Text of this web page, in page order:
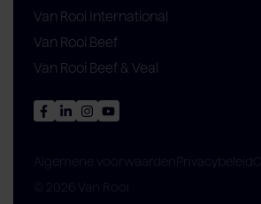
Van Rooi International
Van Rooi Beef
Van Rooi Beef & Veal